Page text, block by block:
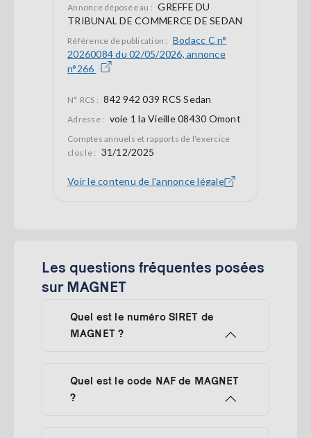
Annonce déposée au : GREFFE DU
TRIBUNAL DE COMMERCE DE SEDAN
Référence de publication : Bodacc C n°
20260084 du 02/05/2026, annonce
n°266
N° RCS : 842 942 039 RCS Sedan
Adresse : voie 1 la Vieille 08430 Omont
Comptes annuels et rapports de l'exercice
clos le : 31/12/2025
Voir le contenu de l'annonce légale
Les questions fréquentes posées
sur MAGNET
Quel est le numéro SIRET de
MAGNET ?
Quel est le code NAF de MAGNET
?